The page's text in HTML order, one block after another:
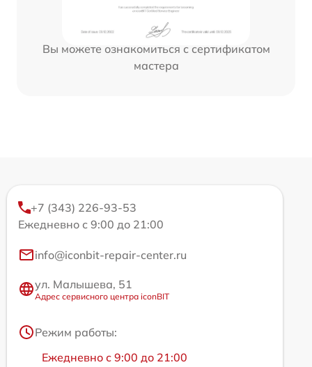
Вы можете ознакомиться с сертификатом
мастера
+7 (343) 226-93-53
Ежедневно с 9:00 до 21:00
info@iconbit-repair-center.ru
ул. Малышева, 51
Адрес сервисного центра iconBIT
Режим работы:
Ежедневно с 9:00 до 21:00